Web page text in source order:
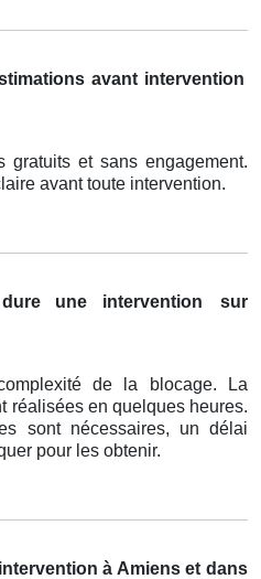
avant intervention
gratuits et sans engagement.
avant toute intervention.
une intervention
sur
de la blocage. La
réalisées en quelques heures.
sont nécessaires, un délai
pour les obtenir.
à Amiens et dans